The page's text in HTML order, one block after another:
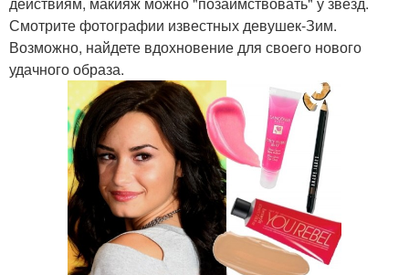
Смотрите фотографии известных девушек-Зим.
Возможно, найдете вдохновение для своего нового
удачного образа.